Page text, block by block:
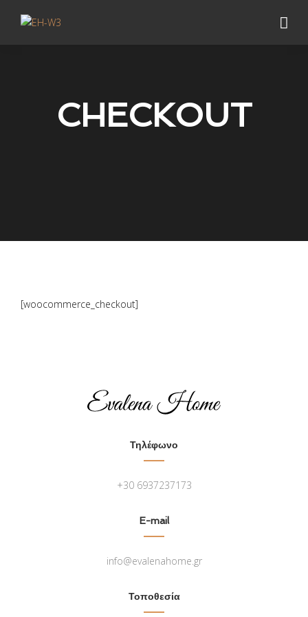
CHECKOUT
[woocommerce_checkout]
Τηλέφωνο
+30 6937237173
E-mail
info@evalenahome.gr
Τοποθεσία